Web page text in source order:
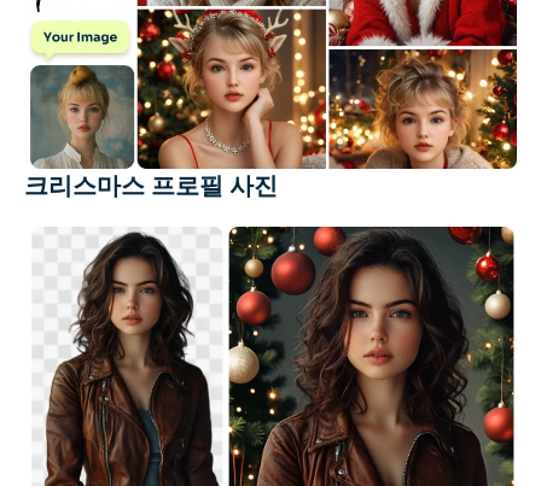
크리스마스 프로필 사진